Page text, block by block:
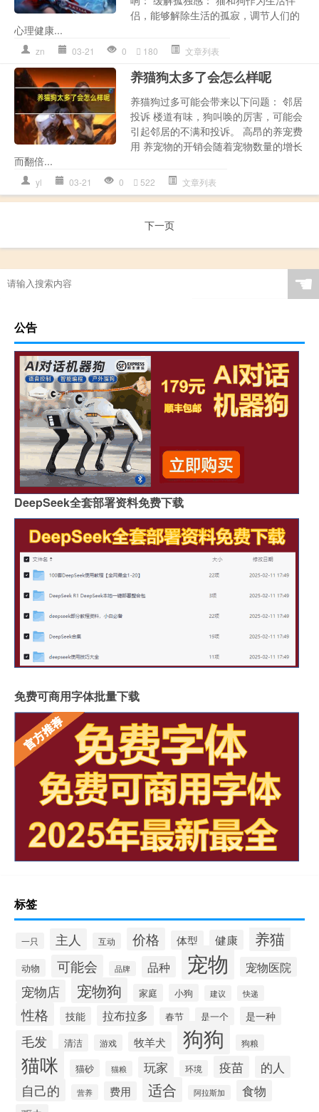
侣，能够解除生活的孤寂，调节人们的
心理健康...
zn 03-21 0 180 文章列表
养猫狗太多了会怎么样呢
养猫狗过多可能会带来以下问题： 邻居
投诉 楼道有味，狗叫唤的厉害，可能会
引起邻居的不满和投诉。 高昂的养宠费
用 养宠物的开销会随着宠物数量的增长
而翻倍...
yl 03-21 0 522 文章列表
下一页
☚
公告
DeepSeek全套部署资料免费下载
免费可商用字体批量下载
标签
一只 主人 互动 价格 体型 健康 养猫
动物 可能会 品牌 品种 宠物 宠物医院
宠物店 宠物狗 家庭 小狗 建议 快递
性格 技能 拉布拉多 春节 是一个 是一种
毛发 清洁 游戏 牧羊犬 狗狗 狗粮
猫咪 猫砂 猫粮 玩家 环境 疫苗 的人
自己的 营养 费用 适合 阿拉斯加 食物